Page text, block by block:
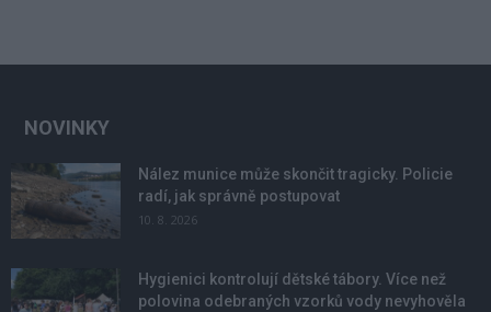
NOVINKY
Nález munice může skončit tragicky. Policie
radí, jak správně postupovat
10. 8. 2026
Hygienici kontrolují dětské tábory. Více než
polovina odebraných vzorků vody nevyhověla